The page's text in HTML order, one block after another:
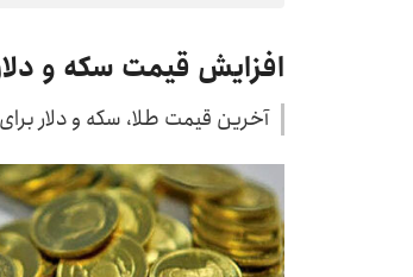
افزایش قیمت سکه و دلار
آخرین قیمت طلا، سکه و دلار برای امروز